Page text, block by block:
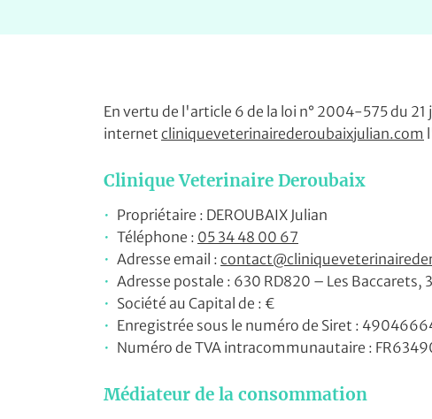
Code captcha
Rafraîchir le captcha
En cochant cette case, vous consentez à recevoir nos propositions commerciales
l'adresse email indiqué ci-dessus. Vous pouvez vous désinscrire à tout moment en
le formulaire de désinscription.
INSCRIPTION
En vertu de l'article 6 de la loi n° 2004-575 du
internet cliniqueveterinairederoubaixjulian.com
Clinique Veterinaire Deroubaix
Propriétaire : DEROUBAIX Julian
Téléphone : 05 34 48 00 67
Adresse email :
Adresse postale : 630 RD820 – Les Baccarets,
Société au Capital de : €
Enregistrée sous le numéro de Siret :
Numéro de TVA intracommunautaire :
Médiateur de la consommation